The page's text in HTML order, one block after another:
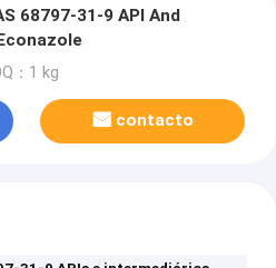
68797-31-9 API And
：1 kg
contacto